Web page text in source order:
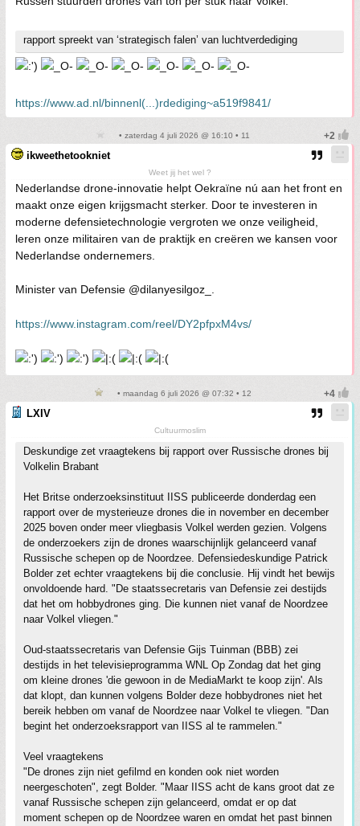
rapport spreekt van ‘strategisch falen’ van luchtverdediging
https://www.ad.nl/binnenl(...)rdediging~a519f9841/
• zaterdag 4 juli 2026 @ 16:10 • 11
ikweethetookniet
Weet jij het wel ?
Nederlandse drone-innovatie helpt Oekraïne nú aan het front en
maakt onze eigen krijgsmacht sterker. Door te investeren in
moderne defensietechnologie vergroten we onze veiligheid,
leren onze militairen van de praktijk en creëren we kansen voor
Nederlandse ondernemers.
Minister van Defensie @dilanyesilgoz_.
https://www.instagram.com/reel/DY2pfpxM4vs/
• maandag 6 juli 2026 @ 07:32 • 12
LXIV
Cultuurmoslim
Deskundige zet vraagtekens bij rapport over Russische drones bij
Volkelin Brabant
Het Britse onderzoeksinstituut IISS publiceerde donderdag een
rapport over de mysterieuze drones die in november en december
2025 boven onder meer vliegbasis Volkel werden gezien. Volgens
de onderzoekers zijn de drones waarschijnlijk gelanceerd vanaf
Russische schepen op de Noordzee. Defensiedeskundige Patrick
Bolder zet echter vraagtekens bij die conclusie. Hij vindt het bewijs
onvoldoende hard. "De staatssecretaris van Defensie zei destijds
dat het om hobbydrones ging. Die kunnen niet vanaf de Noordzee
naar Volkel vliegen."
Oud-staatssecretaris van Defensie Gijs Tuinman (BBB) zei
destijds in het televisieprogramma WNL Op Zondag dat het ging
om kleine drones 'die gewoon in de MediaMarkt te koop zijn'. Als
dat klopt, dan kunnen volgens Bolder deze hobbydrones niet het
bereik hebben om vanaf de Noordzee naar Volkel te vliegen. "Dan
begint het onderzoeksrapport van IISS al te rammelen."
Veel vraagtekens
"De drones zijn niet gefilmd en konden ook niet worden
neergeschoten", zegt Bolder. "Maar IISS acht de kans groot dat ze
vanaf Russische schepen zijn gelanceerd, omdat er op dat
moment schepen op de Noordzee waren en omdat het past binnen